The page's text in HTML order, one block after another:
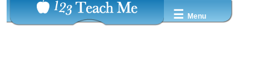
☰ Menu